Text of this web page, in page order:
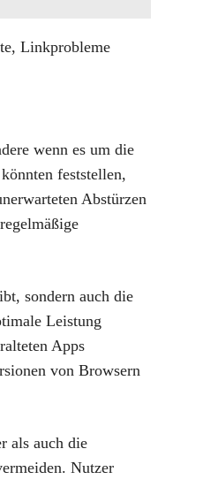
wenn es um die
feststellen,
Abstürzen
sondern auch die
Leistung
Apps
von Browsern
als auch die
Nutzer